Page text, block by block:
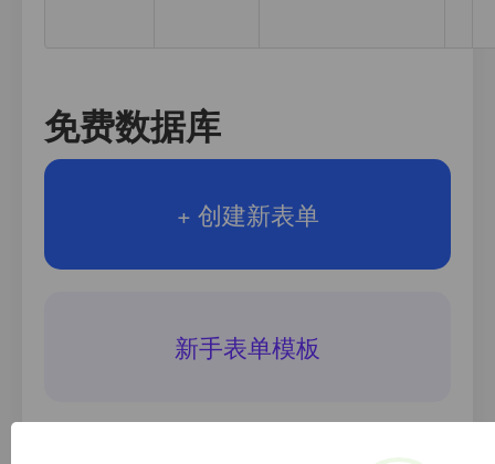
免费数据库
+ 创建新表单
新手表单模板